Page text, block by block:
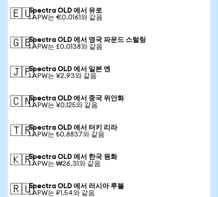
🇪🇺Spectra OLD 에서 유로
1 APW는 €0.0161와 같음
🇬🇧Spectra OLD 에서 영국 파운드 스털링
1 APW는 £0.0138와 같음
🇯🇵Spectra OLD 에서 일본 엔
1 APW는 ¥2.93와 같음
🇨🇳Spectra OLD 에서 중국 위안화
1 APW는 ¥0.125와 같음
🇹🇷Spectra OLD 에서 터키 리라
1 APW는 ₺0.8837와 같음
🇰🇷Spectra OLD 에서 한국 원화
1 APW는 ₩26.31와 같음
🇷🇺Spectra OLD 에서 러시아 루블
1 APW는 ₽1.54와 같음